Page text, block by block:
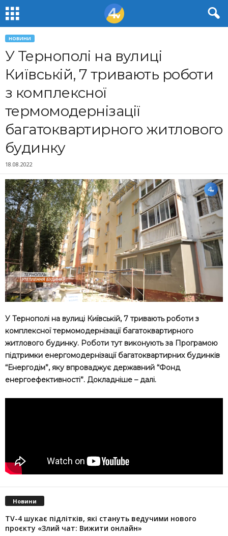
НОВИНИ
У Тернополі на вулиці
Київській, 7 тривають роботи
з комплексної
термомодернізації
багатоквартирного житлового
будинку
18.08.2022
У Тернополі на вулиці Київській, 7 тривають роботи з
комплексної термомодернізації багатоквартирного
житлового будинку. Роботи тут виконують за Програмою
підтримки енергомодернізації багатоквартирних будинків
“Енергодім”, яку впроваджує державний “Фонд
енергоефективності”. Докладніше – далі.
Новини
TV-4 шукає підлітків, які стануть ведучими нового
проєкту «Злий чат: Вижити онлайн»